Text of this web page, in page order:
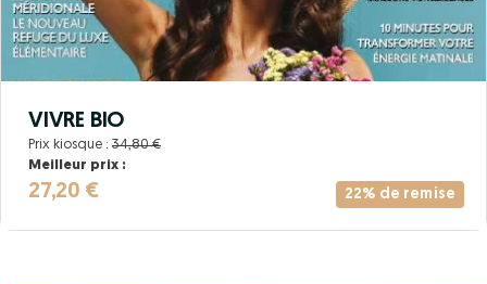
22% de remise
VIVRE BIO
Prix kiosque : 34,80 €
Meilleur prix :
27,20 €